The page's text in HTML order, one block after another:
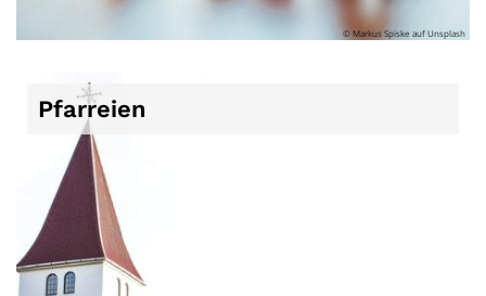
© Markus Spiske auf Unsplash
Pfarreien